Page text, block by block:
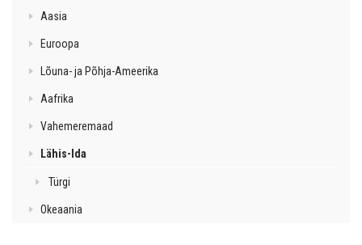
Aasia
Euroopa
Lõuna- ja Põhja-Ameerika
Aafrika
Vahemeremaad
Lähis-Ida
Türgi
Okeaania